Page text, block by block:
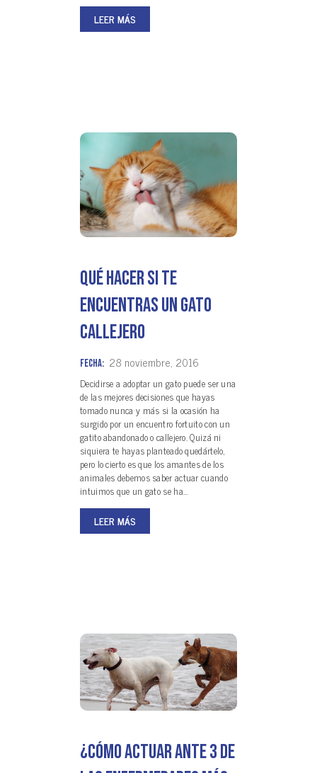
LEER MÁS
Qué hacer si te
encuentras un gato
callejero
Fecha: 28 noviembre, 2016
Decidirse a adoptar un gato puede ser una
de las mejores decisiones que hayas
tomado nunca y más si la ocasión ha
surgido por un encuentro fortuito con un
gatito abandonado o callejero. Quizá ni
siquiera te hayas planteado quedártelo,
pero lo cierto es que los amantes de los
animales debemos saber actuar cuando
intuimos que un gato se ha…
LEER MÁS
¿Cómo actuar ante 3 de